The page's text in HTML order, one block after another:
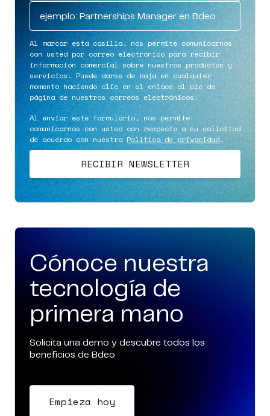
Al marcar esta casilla, nos permite comunicarnos
con usted por correo electrónico para recibir
información comercial sobre nuestros productos y
servicios. Puede darse de baja en cualquier
momento haciendo clic en el enlace al pie de
página de nuestros correos electrónicos.
Al enviar este formulario, nos permite
comunicarnos con usted con respecto a su solicitud
de acuerdo con nuestra Política de privacidad.
Cónoce nuestra
tecnología de
primera mano
Solicita una demo y descubre todos los
beneficios de Bdeo
Empieza hoy